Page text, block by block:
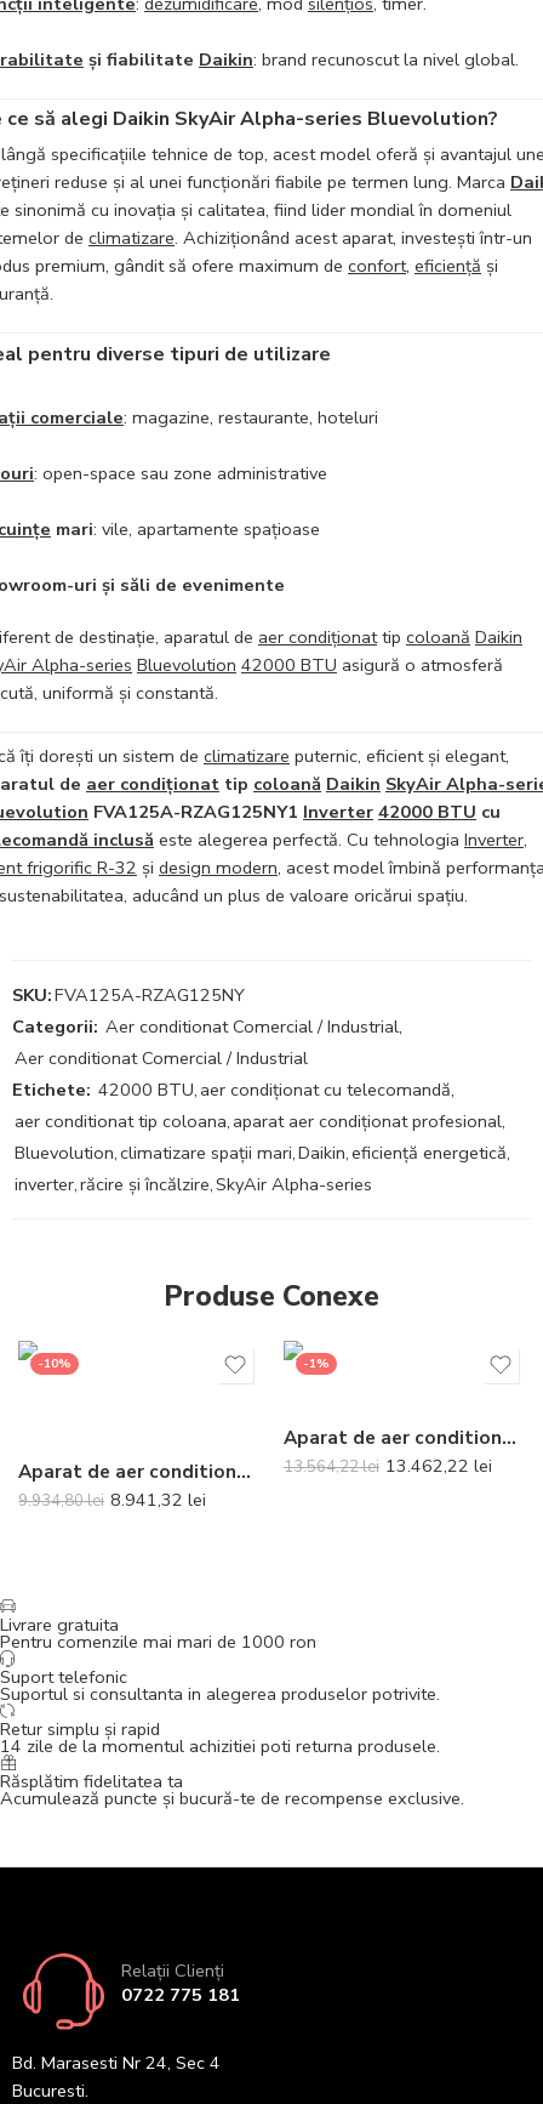
și fiabilitate Daikin: brand recunoscut la nivel global.
ce să alegi Daikin SkyAir Alpha-series Bluevolution?
specificațiile tehnice de top, acest model oferă și avantajul
reduse și al unei funcționări fiabile pe termen lung. Marca
sinonimă cu inovația și calitatea, fiind lider mondial în domeniul
de climatizare. Achiziționând acest aparat, investești într-un
premium, gândit să ofere maximum de confort, eficiență și
pentru diverse tipuri de utilizare
comerciale: magazine, restaurante, hoteluri
: open-space sau zone administrative
mari: vile, apartamente spațioase
uri și săli de evenimente
de destinație, aparatul de aer condiționattip coloană Daikin
Alpha-series Bluevolution 42000 BTU asigură o atmosferă
uniformă și constantă.
îți dorești un sistem de climatizare puternic, eficient și elegant,
de aer condiționat tip coloană Daikin SkyAir Alpha-
FVA125A-RZAG125NY1 Inverter 42000 BTU cu
inclusă este alegerea perfectă. Cu tehnologia Inverter,
frigorific R-32 și design modern, acest model îmbină
aducând un plus de valoare oricărui spațiu.
SKU:FVA125A-RZAG125NY
Categorii: Aer conditionat Comercial / Industrial,
Aer conditionat Comercial / Industrial
Etichete: 42000 BTU, aer condiționat cu telecomandă,
aer conditionat tip coloana, aparat aer condiționat profesional,
Bluevolution,climatizare spații mari,Daikin,eficiență energetică,
inverter,răcire și încălzire,SkyAir Alpha-series
Produse Conexe
-10%
Aparat de aer conditionat optimizat pentru incalzire Daikin Nepura Comfora Bluevolution FTXTP35N-RXTP35A Inverter 12000 BTU – Telecomanda inclusa
9.934,80lei 8.941,32 lei
-1%
Aparat de aer conditionat tip caseta Gree R32 GUD100T-A-T-GUD100W-NhA-T Inverter 34000 BTU
13.564,22lei 13.462,22 lei
Livrare gratuita
Pentru comenzile mai mari de 1000 ron
Suport telefonic
Suportul si consultanta in alegerea produselor potrivite.
Retur simplu și rapid
14 zile de la momentul achizitiei poti returna produsele.
Răsplătim fidelitatea ta
Acumulează puncte și bucură-te de recompense exclusive.
Relații Clienți
0722 775 181
Bd. Marasesti Nr 24, Sec 4
Bucuresti.